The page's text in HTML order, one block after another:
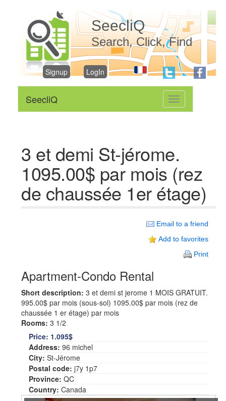
SeecliQ
Search, Click, Find
Signup LogIn
Toggle
navigation
SeecliQ
3 et demi St-jérome.
1095.00$ par mois (rez
de chaussée 1er étage)
Email to a friend
Add to favorites
Print
Apartment-Condo Rental
Short description: 3 et demi st jerome 1 MOIS GRATUIT.
995.00$ par mois (sous-sol) 1095.00$ par mois (rez de
chaussée 1 er étage) par mois
Rooms: 3 1/2
Price: 1.095$
Address: 96 michel
City: St-Jérome
Postal code: j7y 1p7
Province: QC
Country: Canada